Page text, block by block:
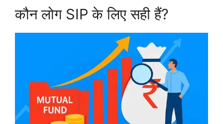
कौन लोग SIP के लिए सही हैं?